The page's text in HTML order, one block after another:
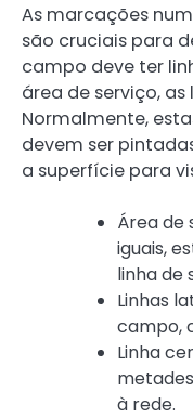
As marcações
são cruciais para
campo deve ter
área de serviço,
Normalmente,
devem ser
a superfície para
Área de
iguais,
linha de
Linhas
campo,
Linha
à rede.